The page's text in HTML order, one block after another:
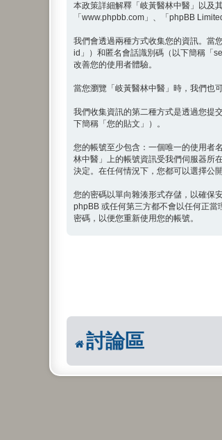
本政策詳細解釋「岐黃醫林中醫」以及
「www.phpbb.com」、「phpBB
我們會透過兩種方式收集您的資訊。當
id」）和匿名會話識別碼（以下簡稱「
改善您的使用者體驗。
當您瀏覽「岐黃醫林中醫」時，我們也
我們收集資訊的第二種方式是透過您提
下簡稱「您的貼文」）。
您的帳號至少包含：一個唯一的使用者
林中醫」上的帳號資訊受我們伺服器所
決定。在任何情況下，您都可以選擇公
您的密碼以單向雜湊形式存儲，以確保
phpBB 或任何第三方都不會以任何正
密碼，以便您重新使用您的帳號。
討論區